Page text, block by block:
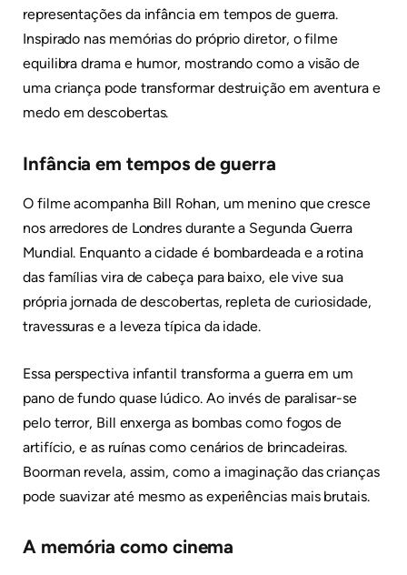
representações da infância em tempos de guerra.
Inspirado nas memórias do próprio diretor, o filme
equilibra drama e humor, mostrando como a visão de
uma criança pode transformar destruição em aventura e
medo em descobertas.
Infância em tempos de guerra
O filme acompanha Bill Rohan, um menino que cresce
nos arredores de Londres durante a Segunda Guerra
Mundial. Enquanto a cidade é bombardeada e a rotina
das famílias vira de cabeça para baixo, ele vive sua
própria jornada de descobertas, repleta de curiosidade,
travessuras e a leveza típica da idade.
Essa perspectiva infantil transforma a guerra em um
pano de fundo quase lúdico. Ao invés de paralisar-se
pelo terror, Bill enxerga as bombas como fogos de
artifício, e as ruínas como cenários de brincadeiras.
Boorman revela, assim, como a imaginação das crianças
pode suavizar até mesmo as experiências mais brutais.
A memória como cinema